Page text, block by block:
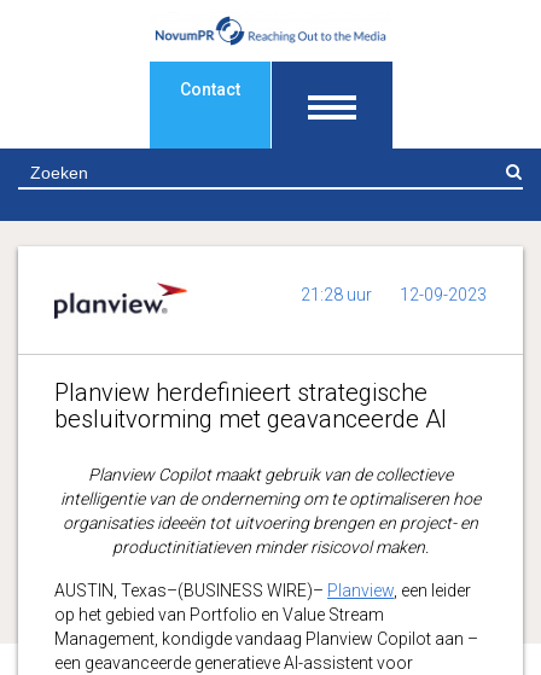
Contact
21:28 uur 12-09-2023
Planview herdefinieert strategische
besluitvorming met geavanceerde AI
Planview Copilot maakt gebruik van de collectieve
intelligentie van de onderneming om te optimaliseren hoe
organisaties ideeën tot uitvoering brengen en project- en
productinitiatieven minder risicovol maken.
AUSTIN, Texas–(BUSINESS WIRE)– Planview , een leider
op het gebied van Portfolio en Value Stream
Management, kondigde vandaag Planview Copilot aan –
een geavanceerde generatieve AI-assistent voor